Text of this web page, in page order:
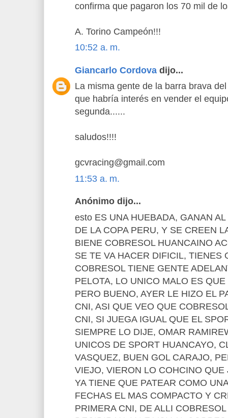
confirma que pagaron los 70 mil de
A. Torino Campeón!!!
10:52 a. m.
Giancarlo Cordova dijo...
La misma gente de la barra brava
que habría interés en vender el
segunda......
saludos!!!!
gcvracing@gmail.com
11:53 a. m.
Anónimo dijo...
esto ES UNA HUEBADA, GANAN
DE LA COPA PERU, Y SE CREEN
BIENE COBRESOL HUANCAINO
SE TE VA HACER DIFICIL, TIENES
COBRESOL TIENE GENTE
PELOTA, LO UNICO MALO ES
PERO BUENO, AYER LE HIZO EL
CNI, ASI QUE VEO QUE
CNI, SI JUEGA IGUAL QUE EL
SIEMPRE LO DIJE, OMAR
UNICOS DE SPORT HUANCAYO,
VASQUEZ, BUEN GOL CARAJO,
VIEJO, VIERON LO COHCINO
YA TIENE QUE PATEAR COMO
FECHAS EL MAS COMPACTO Y
PRIMERA CNI, DE ALLI